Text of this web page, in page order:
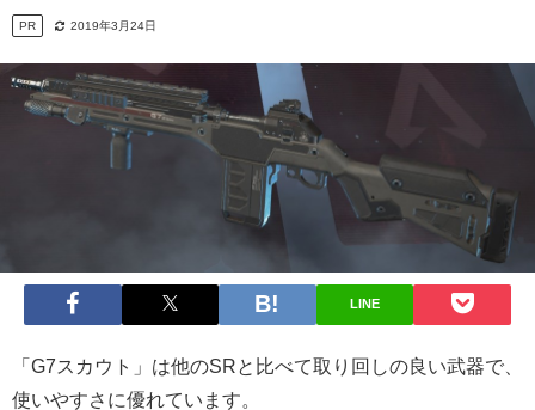
PR 2019年3月24日
LINE
「G7スカウト」は他のSRと比べて取り回しの良い武器で、
使いやすさに優れています。